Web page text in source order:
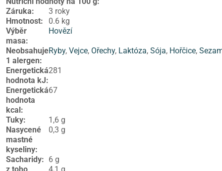
Záruka:
3 roky
Hmotnost:
0.6 kg
Výběr
masa:
Hovězí
Neobsahuje
1 alergen:
Ryby, Vejce, Ořechy, Laktóza, Sója, Hořčice,
Energetická
hodnota kJ:
281
Energetická
hodnota
kcal:
67
Tuky:
1,6 g
Nasycené
mastné
kyseliny:
0,3 g
Sacharidy: 6 g
z toho
4,1 g